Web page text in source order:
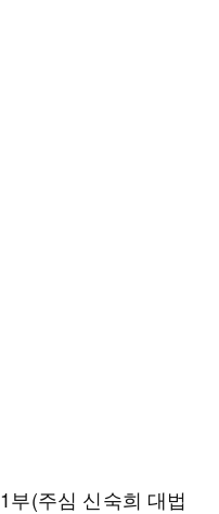
부(주심 신숙희 대법